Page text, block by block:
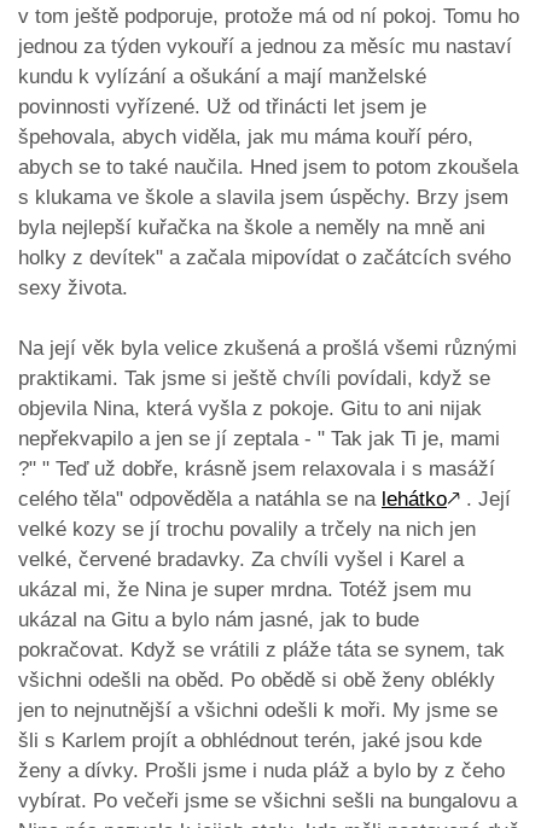
v tom ještě podporuje, protože má od ní pokoj. Tomu ho
jednou za týden vykouří a jednou za měsíc mu nastaví
kundu k vylízání a ošukání a mají manželské
povinnosti vyřízené. Už od třinácti let jsem je
špehovala, abych viděla, jak mu máma kouří péro,
abych se to také naučila. Hned jsem to potom zkoušela
s klukama ve škole a slavila jsem úspěchy. Brzy jsem
byla nejlepší kuřačka na škole a neměly na mně ani
holky z devítek" a začala mipovídat o začátcích svého
sexy života.
Na její věk byla velice zkušená a prošlá všemi různými
praktikami. Tak jsme si ještě chvíli povídali, když se
objevila Nina, která vyšla z pokoje. Gitu to ani nijak
nepřekvapilo a jen se jí zeptala - " Tak jak Ti je, mami
?" " Teď už dobře, krásně jsem relaxovala i s masáží
celého těla" odpověděla a natáhla se na lehátko🡕 . Její
velké kozy se jí trochu povalily a trčely na nich jen
velké, červené bradavky. Za chvíli vyšel i Karel a
ukázal mi, že Nina je super mrdna. Totéž jsem mu
ukázal na Gitu a bylo nám jasné, jak to bude
pokračovat. Když se vrátili z pláže táta se synem, tak
všichni odešli na oběd. Po obědě si obě ženy oblékly
jen to nejnutnější a všichni odešli k moři. My jsme se
šli s Karlem projít a obhlédnout terén, jaké jsou kde
ženy a dívky. Prošli jsme i nuda pláž a bylo by z čeho
vybírat. Po večeři jsme se všichni sešli na bungalovu a